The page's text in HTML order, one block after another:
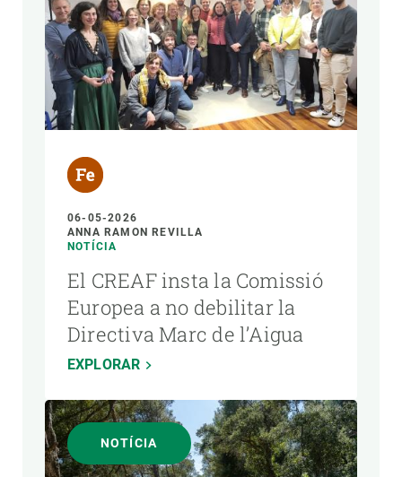
06-05-2026
ANNA RAMON REVILLA
NOTÍCIA
El CREAF insta la Comissió
Europea a no debilitar la
Directiva Marc de l’Aigua
EXPLORAR
NOTÍCIA